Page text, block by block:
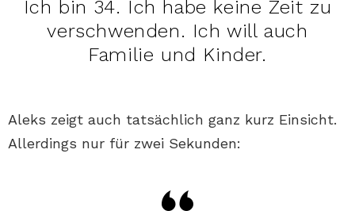
Ich bin 34. Ich habe keine Zeit zu
verschwenden. Ich will auch
Familie und Kinder.
Aleks zeigt auch tatsächlich ganz kurz Einsicht.
Allerdings nur für zwei Sekunden: